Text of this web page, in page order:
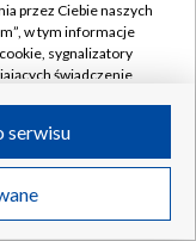
likwidacji
przez Ciebie naszych
w tym informacje
sygnalizatory
świadczenie
przez Ciebie
IP, identyfikatory
serwisu